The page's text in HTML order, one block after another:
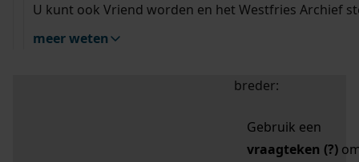
U kunt ook Vriend worden en het Westfries Archief
meer weten
uw zoekopdracht te
breder:
Gebruik een
vraagteken (?)